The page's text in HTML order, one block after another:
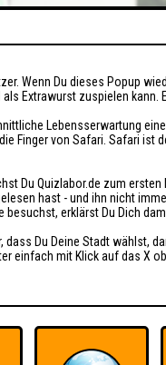
Wenn Du dieses Popup
Extrawurst zuspielen kann.
Lebensserwartung
Finger von Safari. Safari ist
Du Quizlabor.de zum
hast - und ihn nicht
besuchst, erklärst Du Dich
dass Du Deine Stadt wählst,
einfach mit Klick auf das X